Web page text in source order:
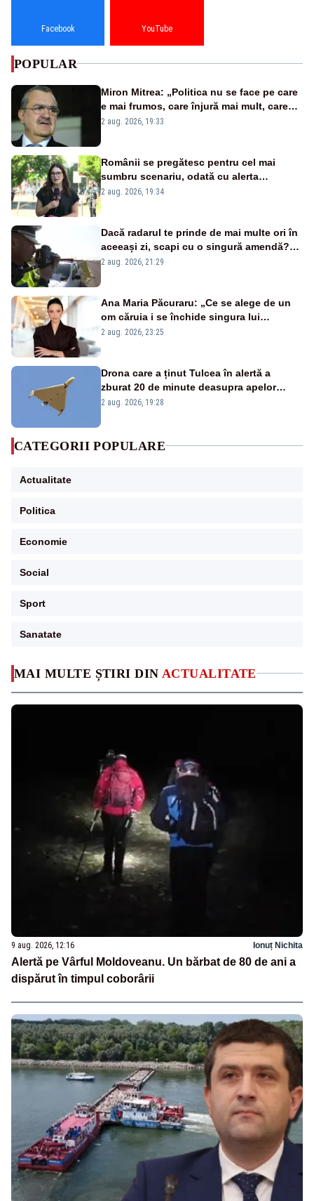
MAI MULTE ȘTIRI DIN ACTUALITATE
9 aug. 2026, 12:16 Ionuț Nichita
Alertă pe Vârful Moldoveanu. Un bărbat de 80 de ani a
dispărut în timpul coborârii
Facebook YouTube
POPULAR
Miron Mitrea: „Politica nu se face pe care
e mai frumos, care înjură mai mult, care
țipă mai tare, ci pe proiecte”
2 aug. 2026, 19:33
Românii se pregătesc pentru cel mai
sumbru scenariu, odată cu alerta
energetică
2 aug. 2026, 19:34
Dacă radarul te prinde de mai multe ori în
aceeași zi, scapi cu o singură amendă?
Ce spune legea
2 aug. 2026, 21:29
Ana Maria Păcuraru: „Ce se alege de un
om căruia i se închide singura lui
portiță?”
2 aug. 2026, 23:25
Drona care a ținut Tulcea în alertă a
zburat 20 de minute deasupra apelor
României. Au fost ridicate două F-16
2 aug. 2026, 19:28
CATEGORII POPULARE
Actualitate
Politica
Economie
Social
Sport
Sanatate